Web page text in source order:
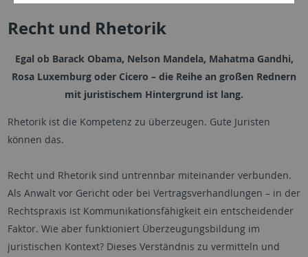
Recht und Rhetorik
Egal ob Barack Obama, Nelson Mandela, Mahatma Gandhi,
Rosa Luxemburg oder Cicero – die Reihe an großen Rednern
mit juristischem Hintergrund ist lang.
Rhetorik ist die Kompetenz zu überzeugen. Gute Juristen
können das.
Recht und Rhetorik sind untrennbar miteinander verbunden.
Als Anwalt vor Gericht oder bei Vertragsverhandlungen – in der
Rechtspraxis ist Kommunikationsfähigkeit ein entscheidender
Faktor. Wie aber funktioniert Überzeugungsbildung im
juristischen Kontext? Dieses Verständnis zu vermitteln und